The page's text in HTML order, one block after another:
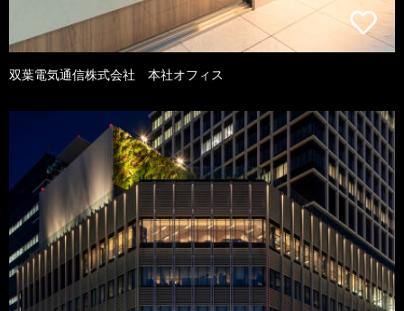
双葉電気通信株式会社 本社オフィス